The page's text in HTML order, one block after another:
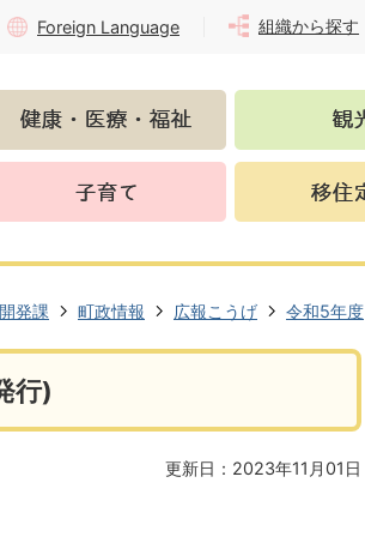
Foreign Language 組織から探す
発課 町政情報 広報こうげ 令和5年度
行)
更新日：2023年11月01日